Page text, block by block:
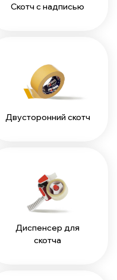
Скотч с надписью
Двусторонний скотч
Диспенсер для
скотча